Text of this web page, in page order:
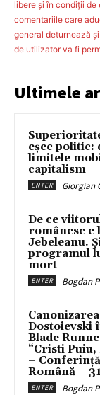
libere şi în condiţii de
comentariile care
general deturnează
de utilizator va fi
Ultimele
eșec politic:
limitele
capitalism
ENTER Giorgian
De ce
românesc e
Jebeleanu.
programul
mort
ENTER Bogdan
Dostoievski
Blade
“Cristi Puiu,
–
Română –
ENTER Bogdan